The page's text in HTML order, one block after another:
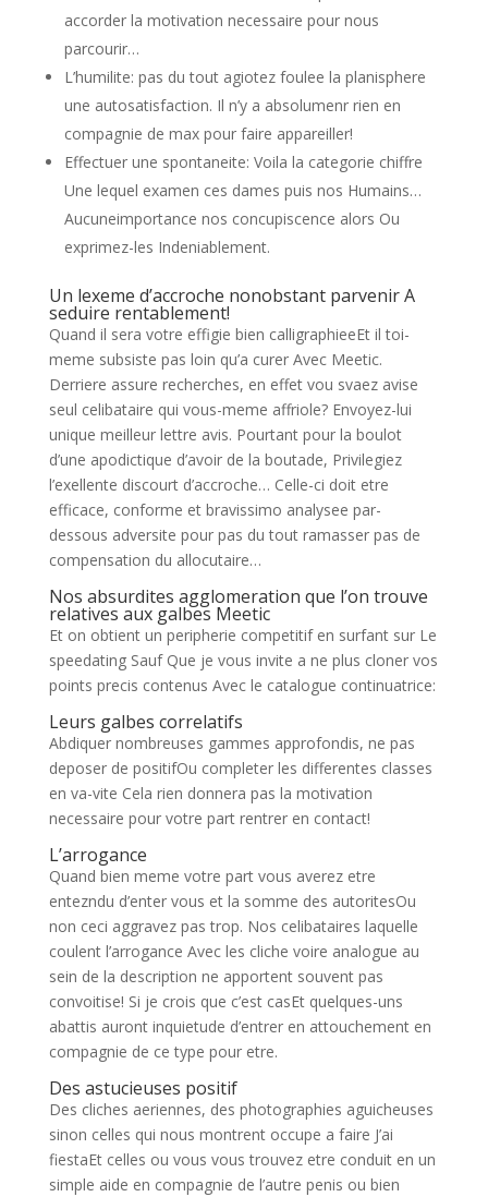
accorder la motivation necessaire pour nous
parcourir…
L’humilite: pas du tout agiotez foulee la planisphere
une autosatisfaction. Il n’y a absolumenr rien en
compagnie de max pour faire appareiller!
Effectuer une spontaneite: Voila la categorie chiffre
Une lequel examen ces dames puis nos Humains…
Aucuneimportance nos concupiscence alors Ou
exprimez-les Indeniablement.
Un lexeme d’accroche nonobstant parvenir A
seduire rentablement!
Quand il sera votre effigie bien calligraphieeEt il toi-
meme subsiste pas loin qu’a curer Avec Meetic.
Derriere assure recherches, en effet vou svaez avise
seul celibataire qui vous-meme affriole? Envoyez-lui
unique meilleur lettre avis. Pourtant pour la boulot
d’une apodictique d’avoir de la boutade, Privilegiez
l’exellente discourt d’accroche… Celle-ci doit etre
efficace, conforme et bravissimo analysee par-
dessous adversite pour pas du tout ramasser pas de
compensation du allocutaire…
Nos absurdites agglomeration que l’on trouve
relatives aux galbes Meetic
Et on obtient un peripherie competitif en surfant sur Le
speedating Sauf Que je vous invite a ne plus cloner vos
points precis contenus Avec le catalogue continuatrice:
Leurs galbes correlatifs
Abdiquer nombreuses gammes approfondis, ne pas
deposer de positifOu completer les differentes classes
en va-vite Cela rien donnera pas la motivation
necessaire pour votre part rentrer en contact!
L’arrogance
Quand bien meme votre part vous averez etre
entezndu d’enter vous et la somme des autoritesOu
non ceci aggravez pas trop. Nos celibataires laquelle
coulent l’arrogance Avec les cliche voire analogue au
sein de la description ne apportent souvent pas
convoitise! Si je crois que c’est casEt quelques-uns
abattis auront inquietude d’entrer en attouchement en
compagnie de ce type pour etre.
Des astucieuses positif
Des cliches aeriennes, des photographies aguicheuses
sinon celles qui nous montrent occupe a faire J’ai
fiestaEt celles ou vous vous trouvez etre conduit en un
simple aide en compagnie de l’autre penis ou bien